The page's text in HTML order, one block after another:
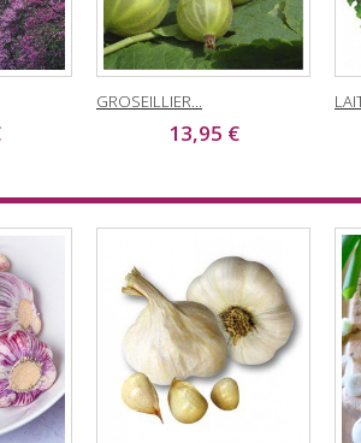
GROSEILLIER...
13,95 €